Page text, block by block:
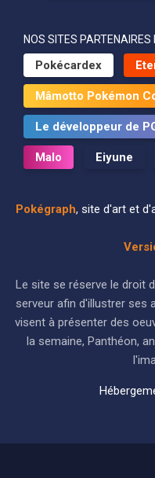
NOS SITES PARTENAIRES
Pokécardex
Mâmotto Pokémon
Le développeur de
Malo Eiyune
Pokégraph, site d'art et
Le site se réserve le droit
serveur afin d'illustrer ses
visent à présenter des
la semaine, Panthéon,